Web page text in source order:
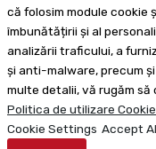
că folosim module cookie
îmbunătățirii și al
analizării traficului, a
și anti-malware, precum
multe detalii, vă rugăm să
Politica de utilizare
Cookie Settings Accept